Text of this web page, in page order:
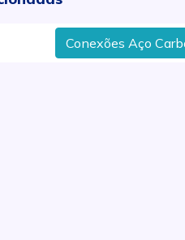
Conexões Aço Carbono